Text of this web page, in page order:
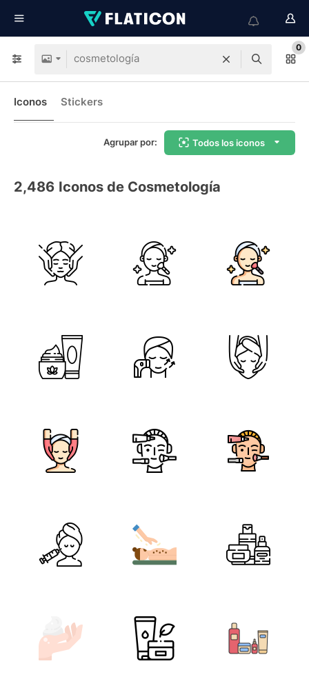
0
Iconos Stickers
Agrupar por: Todos los iconos
2,486 Iconos de Cosmetología